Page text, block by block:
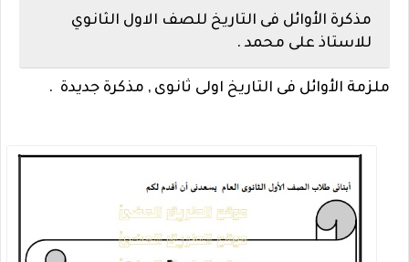
مذكرة الأوائل فى التاريخ للصف الاول الثانوي
للاستاذ على محمد .
ملزمة الأوائل فى التاريخ اولى ثانوى , مذكرة جديدة .